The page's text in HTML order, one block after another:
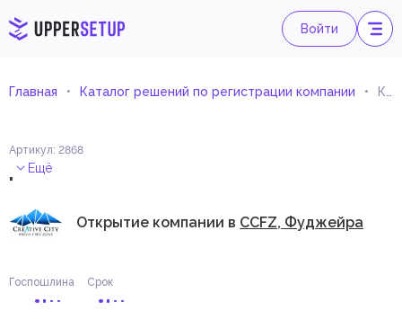
Войти
Главная Каталог решений по регистрации компании Консультации по планированию объектов и ресурсов
Артикул: 2868
. Ещё
Открытие компании в CCFZ, Фуджейра
Госпошлина Срок